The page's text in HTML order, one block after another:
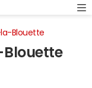
Blouette
Blouette